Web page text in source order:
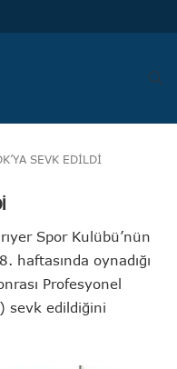
SEVK EDİLDİ
Spor Kulübü’nün
haftasında oynadığı
Profesyonel
sevk edildiğini